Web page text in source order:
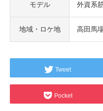
モデル 外資系
地域・ロケ地 高田馬
Tweet
Pocket